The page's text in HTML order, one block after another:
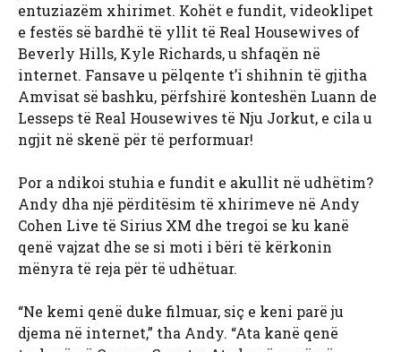
entuziazëm xhirimet. Kohët e fundit, videoklipet
e festës së bardhë të yllit të Real Housewives of
Beverly Hills, Kyle Richards, u shfaqën në
internet. Fansave u pëlqente t’i shihnin të gjitha
Amvisat së bashku, përfshirë konteshën Luann de
Lesseps të Real Housewives të Nju Jorkut, e cila u
ngjit në skenë për të performuar!
Por a ndikoi stuhia e fundit e akullit në udhëtim?
Andy dha një përditësim të xhirimeve në Andy
Cohen Live të Sirius XM dhe tregoi se ku kanë
qenë vajzat dhe se si moti i bëri të kërkonin
mënyra të reja për të udhëtuar.
“Ne kemi qenë duke filmuar, siç e keni parë ju
djema në internet,” tha Andy. “Ata kanë qenë